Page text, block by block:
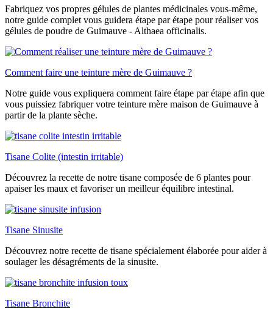
Fabriquez vos propres gélules de plantes médicinales vous-même,
notre guide complet vous guidera étape par étape pour réaliser vos
gélules de poudre de Guimauve - Althaea officinalis.
Comment faire une teinture mère de Guimauve ?
Notre guide vous expliquera comment faire étape par étape afin que
vous puissiez fabriquer votre teinture mère maison de Guimauve à
partir de la plante sèche.
Tisane Colite (intestin irritable)
Découvrez la recette de notre tisane composée de 6 plantes pour
apaiser les maux et favoriser un meilleur équilibre intestinal.
Tisane Sinusite
Découvrez notre recette de tisane spécialement élaborée pour aider à
soulager les désagréments de la sinusite.
Tisane Bronchite